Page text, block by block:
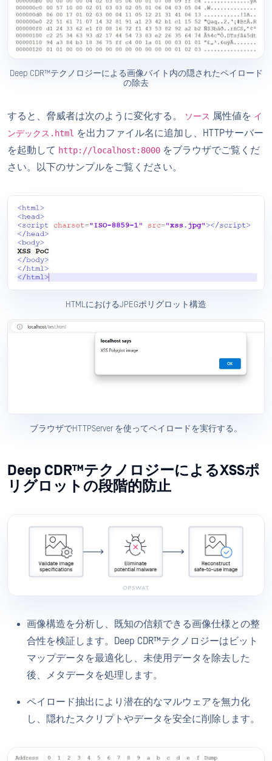
Deep CDR™テクノロジーによる画像バイト内の隠されたペイロード
の除去
すると、脅威者は次のように変化する。 ソース 属性値を イ
ンデックス.html を出力ファイル名に追加し、HTTPサーバー
を起動して http://localhost:8000 をブラウザでご覧くだ
さい。以下のサンプルをご覧ください。
HTMLにおけるJPEGポリグロット構造
ブラウザでHTTPServer を使ってペイロードを実行する。
Deep CDR™テクノロジーによるXSSポ
リグロットの段階的防止
画像構造を分析し、既知の信頼できる画像仕様との整
合性を検証します。Deep CDR™テクノロジーはビット
マップデータを最適化し、未使用データを除去した
後、メタデータを処理します。
ペイロード抽出により潜在的なマルウェアを無力化
し、隠れたスクリプトやデータを安全に削除します。